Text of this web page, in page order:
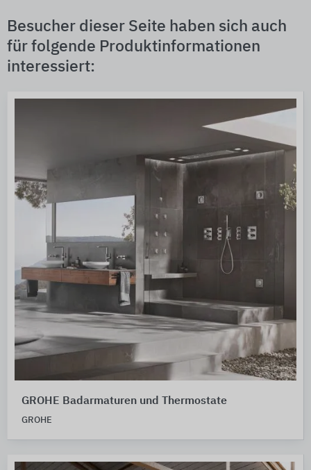
Besucher dieser Seite haben sich auch
für folgende Produktinformationen
interessiert:
GROHE Badarmaturen und Thermostate
GROHE